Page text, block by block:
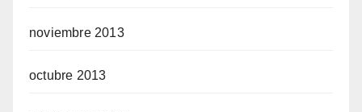
noviembre 2013
octubre 2013